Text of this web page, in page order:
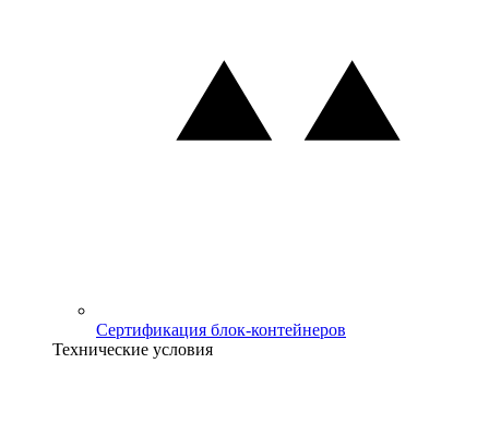
Сертификация блок-контейнеров
Технические условия